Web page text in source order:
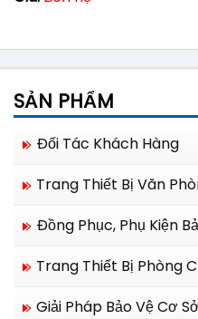
SẢN PHẨM
Đối Tác Khách Hàng
Trang Thiết Bị Văn
Đồng Phục, Phụ Kiện
Trang Thiết Bị Phòng
Giải Pháp Bảo Vệ Cơ